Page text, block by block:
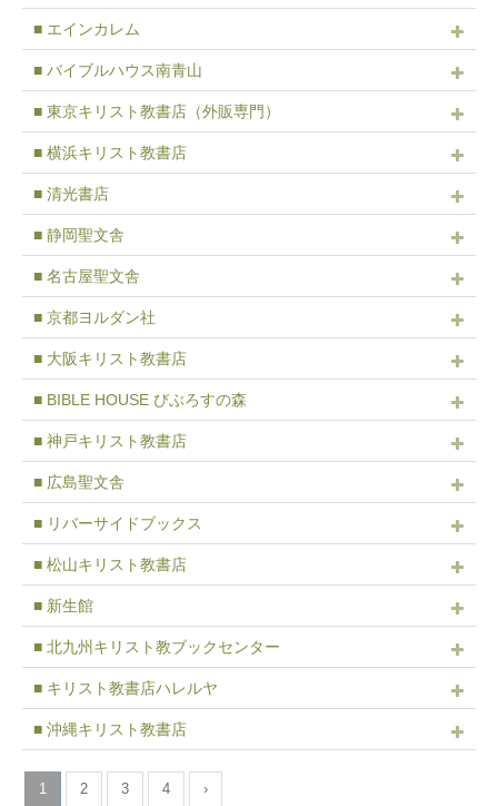
■ エインカレム
■ バイブルハウス南青山
■ 東京キリスト教書店（外販専門）
■ 横浜キリスト教書店
■ 清光書店
■ 静岡聖文舎
■ 名古屋聖文舎
■ 京都ヨルダン社
■ 大阪キリスト教書店
■ BIBLE HOUSE びぶろすの森
■ 神戸キリスト教書店
■ 広島聖文舎
■ リバーサイドブックス
■ 松山キリスト教書店
■ 新生館
■ 北九州キリスト教ブックセンター
■ キリスト教書店ハレルヤ
■ 沖縄キリスト教書店
1 2 3 4 ›